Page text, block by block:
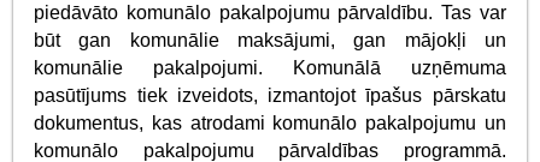
piedāvāto komunālo pakalpojumu pārvaldību. Tas var
būt gan komunālie maksājumi, gan mājokļi un
komunālie pakalpojumi. Komunālā uzņēmuma
pasūtījums tiek izveidots, izmantojot īpašus pārskatu
dokumentus, kas atrodami komunālo pakalpojumu un
komunālo pakalpojumu pārvaldības programmā.